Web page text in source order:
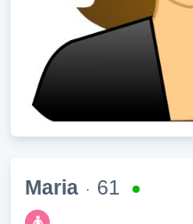
Maria · 61